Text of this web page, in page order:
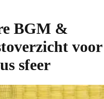
BGM &
voor
sfeer